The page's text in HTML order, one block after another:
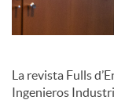
e
c
La revista Fulls
Ingenieros